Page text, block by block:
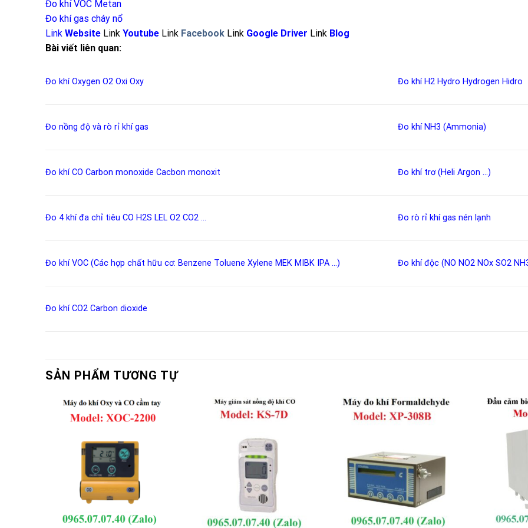
Đo khí VOC Metan
Đo khí gas cháy nổ
Link Website Link Youtube Link Facebook Link Google Driver Link Blog
Bài viết liên quan:
Đo khí Oxygen O2 Oxi Oxy Đo khí H2 Hydro Hydrogen Hidro
Đo nồng độ và rò rỉ khí gas Đo khí NH3 (Ammonia)
Đo khí CO Carbon monoxide Cacbon monoxit Đo khí trơ (Heli Argon …)
Đo 4 khí đa chỉ tiêu CO H2S LEL O2 CO2 … Đo rò rỉ khí gas nén lạnh
Đo khí VOC (Các hợp chất hữu cơ: Benzene Toluene Xylene MEK MIBK IPA …) Đo khí độc (NO NO2 NOx SO2
Đo khí CO2 Carbon dioxide
SẢN PHẨM TƯƠNG TỰ